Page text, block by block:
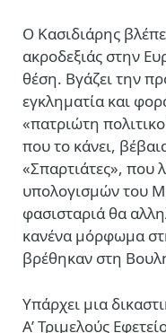
Ο Κασιδιάρης
ακροδεξιάς στην
θέση. Βγάζει την
εγκληματία και
«πατριώτη
που το κάνει,
«Σπαρτιάτες»,
υπολογισμών του
φασισταριά θα
κανένα μόρφωμα
βρέθηκαν στη
Υπάρχει μια
Α’ Τριμελούς